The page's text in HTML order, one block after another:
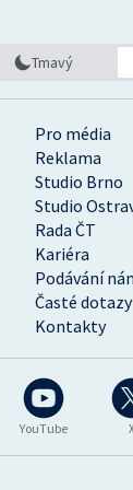
YouTube
Pro média
Reklama
Studio Brno
Studio
Rada ČT
Kariéra
Podávání
Časté dotazy
Kontakty
Tmavý